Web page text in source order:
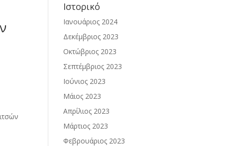
Ιστορικό
Ιανουάριος 2024
Δεκέμβριος 2023
Οκτώβριος 2023
Σεπτέμβριος 2023
Ιούνιος 2023
Μάιος 2023
Απρίλιος 2023
Μάρτιος 2023
Φεβρουάριος 2023